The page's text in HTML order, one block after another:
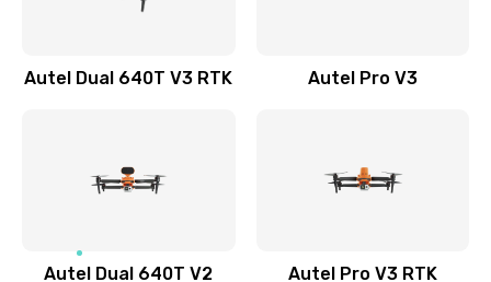
Autel Dual 640T V3 RTK Autel Pro V3
Autel Dual 640T V2 Autel Pro V3 RTK